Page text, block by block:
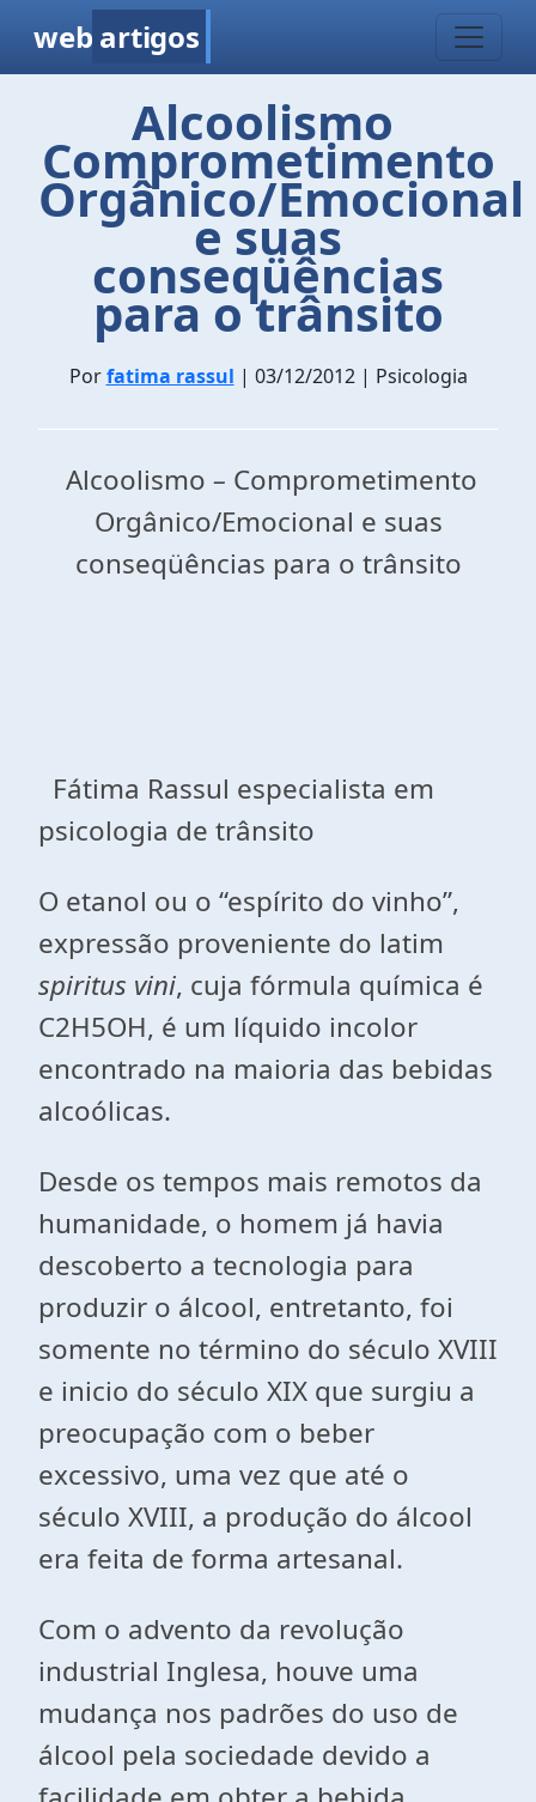
web artigos
Alcoolismo 
Comprometimento
Orgânico/Emocional
e suas
conseqüências
para o trânsito
Porfatima rassul | 03/12/2012 | Psicologia
Alcoolismo – Comprometimento
Orgânico/Emocional e suas
conseqüências para o trânsito
Fátima Rassul especialista em
psicologia de trânsito
O etanol ou o “espírito do vinho”,
expressão proveniente do latim
spiritus vini, cuja fórmula química é
C2H5OH, é um líquido incolor
encontrado na maioria das bebidas
alcoólicas.
Desde os tempos mais remotos da
humanidade, o homem já havia
descoberto a tecnologia para
produzir o álcool, entretanto, foi
somente no término do século XVIII
e inicio do século XIX que surgiu a
preocupação com o beber
excessivo, uma vez que até o
século XVIII, a produção do álcool
era feita de forma artesanal.
Com o advento da revolução
industrial Inglesa, houve uma
mudança nos padrões do uso de
álcool pela sociedade devido a